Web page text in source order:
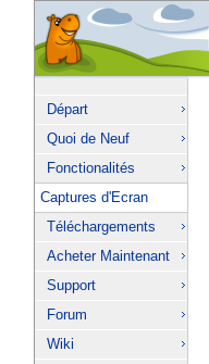
Départ
Quoi de Neuf
Fonctionalités
Captures d'Ecran
Téléchargements
Acheter Maintenant
Support
Forum
Wiki